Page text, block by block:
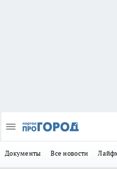
Документы Все новости